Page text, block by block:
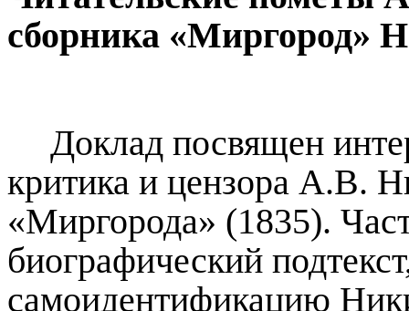
сборника «Миргород»
Доклад посвящен
критика и цензора А.В.
«Миргорода» (1835).
биографический
самоидентификацию